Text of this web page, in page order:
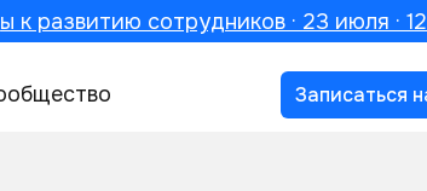
к развитию сотрудников · 23 июля ·
Записаться